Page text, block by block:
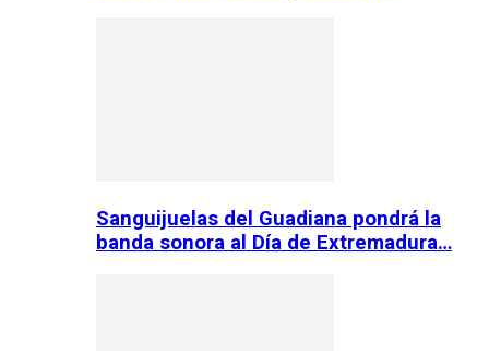
Sanguijuelas del Guadiana pondrá la
banda sonora al Día de Extremadura…